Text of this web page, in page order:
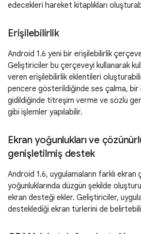
edecekleri hareket kitaplıkları
Erişilebilirlik
Android 1.6 yeni bir erişilebilirlik
Geliştiriciler bu çerçeveyi kullanarak
veren erişilebilirlik eklentileri
pencere gösterildiğinde ses çalma, bir
gidildiğinde titreşim verme ve sözlü
gibi işlemler yapılabilir.
Ekran yoğunlukları ve
genişletilmiş destek
Android 1.6, uygulamaların farklı ekran
yoğunluklarında düzgün şekilde
ekran desteği ekler. Geliştiriciler,
desteklediği ekran türlerini de